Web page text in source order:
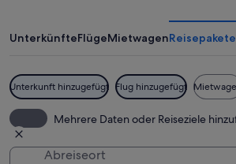
Tribal
UnterkünfteFlügeMietwagenReisepakete
Unterkunft hinzugefügt Flug hinzugefügt
Mehrere Daten oder Reiseziele
Abreiseort